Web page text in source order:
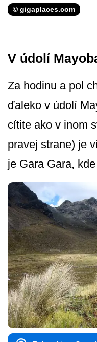
© gigaplaces.com
V údolí
Za hodinu a pol
ďaleko v údolí
cítite ako v inom
pravej strane) je
je Gara Gara,